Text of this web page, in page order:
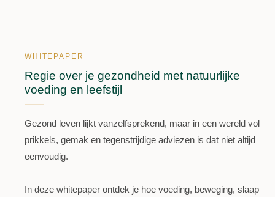
WHITEPAPER
Regie over je gezondheid met natuurlijke
voeding en leefstijl
Gezond leven lijkt vanzelfsprekend, maar in een wereld vol
prikkels, gemak en tegenstrijdige adviezen is dat niet altijd
eenvoudig.
In deze whitepaper ontdek je hoe voeding, beweging, slaap